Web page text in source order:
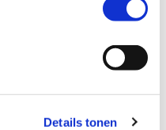
Details tonen